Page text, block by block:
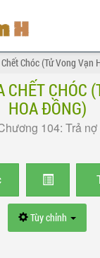
Chóc (Tử Vong Vạn
CHẾT CHÓC
HOA ĐỒNG)
104: Trả nợ
Tùy chỉnh